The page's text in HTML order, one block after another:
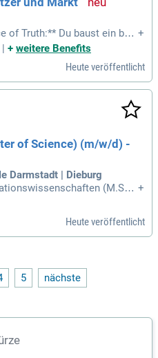
of Truth:** Du baust ein bela
und Mandatsinformatione
Entscheidungen.
+
| + weitere Benefits
Heute veröffentlicht
of Science) (m/w/d) -
Darmstadt | Dieburg
(M.Sc.)
aus Theorie und
Berufserfahrung sa
erfolgt das Studium in
im Bachelor sowie
im Master sind direkt i
+
Heute veröffentlicht
5 nächste